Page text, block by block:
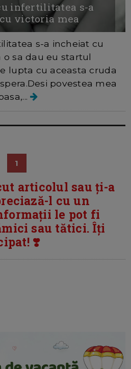
infertilitatea s-a
victoria mea
s-a incheiat cu
o sa dau eu startul
lupta cu aceasta cruda
povestea mea
1
articolul sau ți-a
l cu un
le pot fi
sau tătici. Îți
❣️